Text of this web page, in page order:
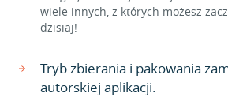
wiele innych, z których możesz
dzisiaj!
Tryb zbierania i pakowania
autorskiej aplikacji.